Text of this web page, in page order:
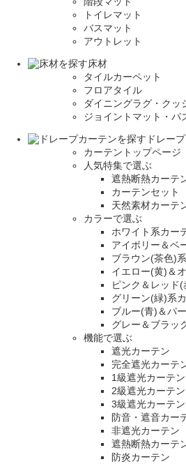
トイレマット
バスマット
アウトレット
床材
タイルカーペット
フロアタイル
ダイニングラグ・クッ
ジョイントマット・パ
ドレー
カーテントップページ
人気特集で選ぶ
遮熱断熱カーテ
カーテンセット
天然素材カーテ
カラーで選ぶ
ホワイト系カー
アイボリー＆ベ
ブラウン(茶色)
イエロー(黄)＆
ピンク＆レッド
グリーン(緑)系
ブルー(青)＆パ
グレー＆ブラッ
機能で選ぶ
遮光カーテン
完全遮光カーテ
1級遮光カーテン
2級遮光カーテン
3級遮光カーテン
防音・遮音カー
非遮光カーテン
遮熱断熱カーテ
防炎カーテン